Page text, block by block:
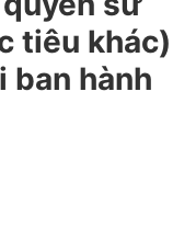
tiêu khác)
ban hành